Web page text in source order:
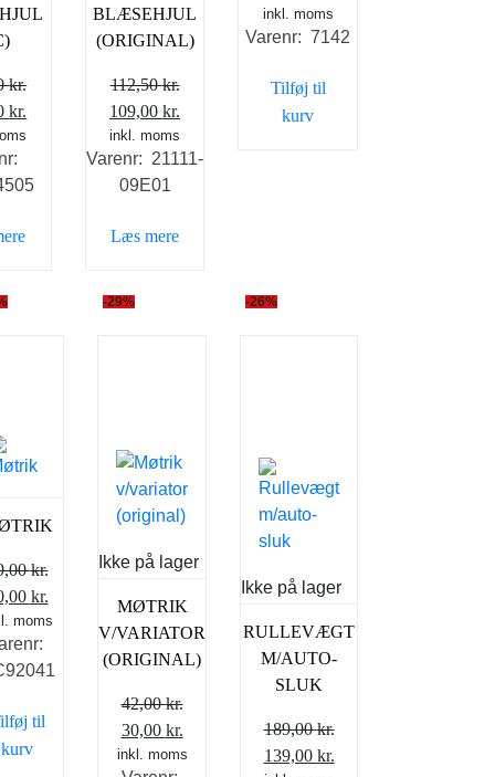
kr.
kr.
er:
BLÆSEHJUL
(ORIGINAL)
112,50kr.
Den
oprindelige
pris
var:
109,00 kr.
pris
inkl. moms
Varenr: 21111-
09E01
Læs mere
inkl. moms
Varenr: 7142
Tilføj til
kurv
kr.
kr.
aktuelle
er:
moms
til
kurv
-29%
Ikke på lager
MØTRIK
V/VARIATOR
(ORIGINAL)
42,00kr.
Den
oprindelige
30,00 kr.
aktuelle
inkl. moms
-26%
Ikke på lager
RULLEVÆGT
M/AUTO-
SLUK
189,00kr.
Den
139,00 kr.